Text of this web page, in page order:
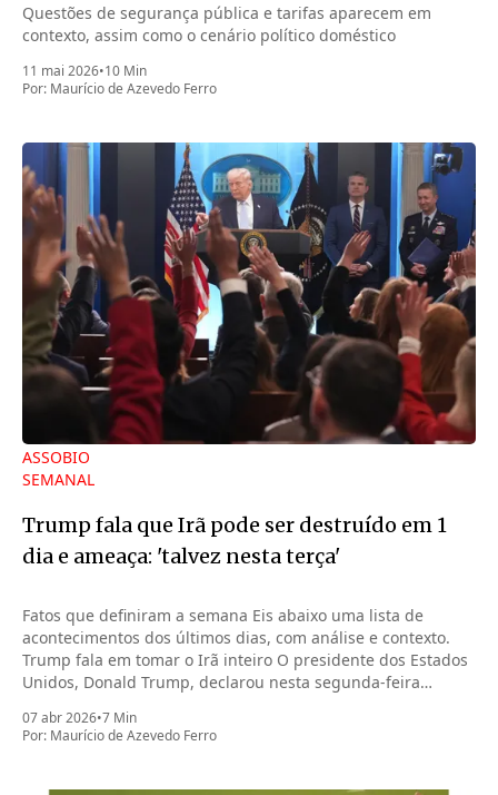
Questões de segurança pública e tarifas aparecem em
contexto, assim como o cenário político doméstico
11 mai 2026•10 Min
Por: Maurício de Azevedo Ferro
ASSOBIO
SEMANAL
Trump fala que Irã pode ser destruído em 1
dia e ameaça: 'talvez nesta terça'
Fatos que definiram a semana Eis abaixo uma lista de
acontecimentos dos últimos dias, com análise e contexto.
Trump fala em tomar o Irã inteiro O presidente dos Estados
Unidos, Donald Trump, declarou nesta segunda-feira
terça-feira (7.abr)
07 abr 2026•7 Min
Por: Maurício de Azevedo Ferro